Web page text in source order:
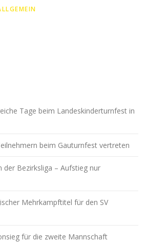
Tage beim Landeskinderturnfest in
beim Gauturnfest vertreten
der Bezirksliga – Aufstieg nur
Mehrkampftitel für den SV
für die zweite Mannschaft